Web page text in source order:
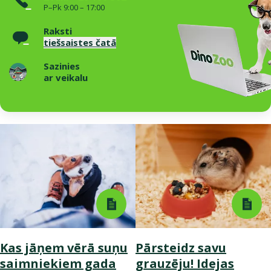
P–Pk 9:00 – 17:00
Raksti
tiešsaistes čatā
Sazinies
ar veikalu
Kas jāņem vērā suņu
saimniekiem gada
Pārsteidz savu
grauzēju! Idejas